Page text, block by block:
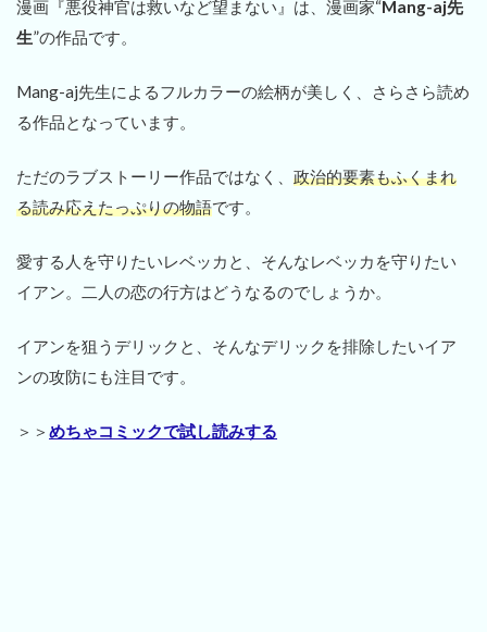
漫画『悪役神官は救いなど望まない』は、漫画家“Mang-aj先
生”の作品です。
Mang-aj先生によるフルカラーの絵柄が美しく、さらさら読め
る作品となっています。
ただのラブストーリー作品ではなく、 政治的要素もふくまれ
る読み応えたっぷりの物語です。
愛する人を守りたいレベッカと、そんなレベッカを守りたい
イアン。二人の恋の行方はどうなるのでしょうか。
イアンを狙うデリックと、そんなデリックを排除したいイア
ンの攻防にも注目です。
＞＞ めちゃコミックで試し読みする